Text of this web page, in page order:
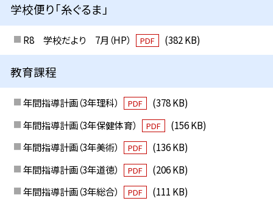
学校便り「糸ぐるま」
R8 学校だより 7月（HP） PDF (382 KB)
教育課程
年間指導計画（3年理科） PDF
(378 KB)
年間指導計画（3年保健体育）
PDF
(156 KB)
年間指導計画（3年美術）
PDF
(136 KB)
年間指導計画（3年道徳）
PDF
(206 KB)
年間指導計画（3年総合）
PDF (111 KB)